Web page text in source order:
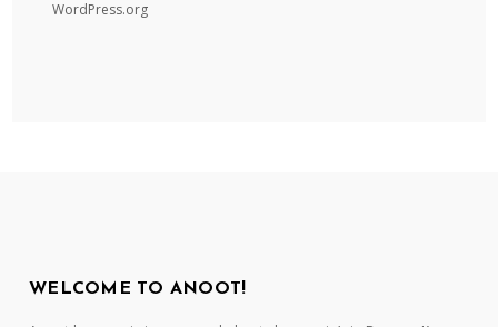
WordPress.org
WELCOME TO ANOOT!